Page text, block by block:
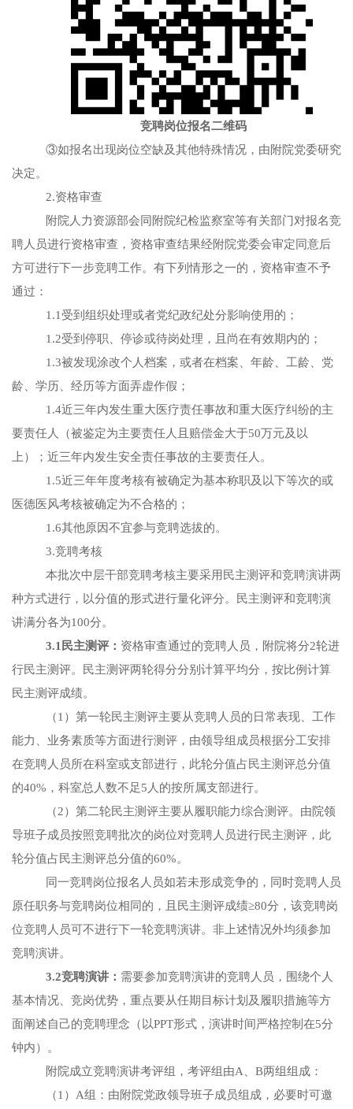
竞聘岗位报名二维码
③如报名出现岗位空缺及其他特殊情况，由附院党委研究
决定。
2.资格审查
附院人力资源部会同附院纪检监察室等有关部门对报名竞
聘人员进行资格审查，资格审查结果经附院党委会审定同意后
方可进行下一步竞聘工作。有下列情形之一的，资格审查不予
通过：
1.1受到组织处理或者党纪政纪处分影响使用的；
1.2受到停职、停诊或待岗处理，且尚在有效期内的；
1.3被发现涂改个人档案，或者在档案、年龄、工龄、党
龄、学历、经历等方面弄虚作假；
1.4近三年内发生重大医疗责任事故和重大医疗纠纷的主
要责任人
（被鉴定为主要责任人且赔偿金大于50万元及以
上）；近三年内发生安全责任事故的主要责任人。
1.5近三年年度考核有被确定为基本称职及以下等次的或
医德医风考核被确定为不合格的；
1.6其他原因不宜参与竞聘选拔的。
3.竞聘考核
本批次中层干部竞聘考核主要采用民主测评和竞聘演讲两
种方式进行，以分值的形式进行量化评分。民主测评和竞聘演
讲满分各为100分。
3.1民主测评： 资格审查通过的竞聘人员，附院将分2轮进
行民主测评。民主测评两轮得分分别计算平均分，按比例计算
民主测评成绩。
（1）第一轮民主测评主要从竞聘人员的日常表现、工作
能力、业务素质等方面进行测评， 由领导组成员根据分工安排
在竞聘人员所在科室或支部进行，此轮分值占民主测评总分值
的40%，科室总人数不足5人的按所属支部进行。
（2）第二轮民主测评主要从履职能力综合测评。由院领
导班子成员按照竞聘批次的岗位对竞聘人员进行民主测评，此
轮分值占民主测评总分值的60%。
同一竞聘岗位报名人员如若未形成竞争的 ，同时竞聘人员
原任职务与竞聘岗位相同的，且民主测评成绩≥80分，该竞聘岗
位竞聘人员可不进行下一轮竞聘演讲。非上述情况外均须参加
竞聘演讲。
3.2竞聘演讲： 需要参加竞聘演讲的竞聘人员，围绕个人
基本情况、竞岗优势，重点要从任期目标计划及履职措施等方
面阐述自己的竞聘理念（以PPT形式，演讲时间严格控制在5分
钟内）。
附院成立竞聘演讲考评组，考评组由A、B两组组成：
（1）A组：由附院党政领导班子成员组成，必要时可邀